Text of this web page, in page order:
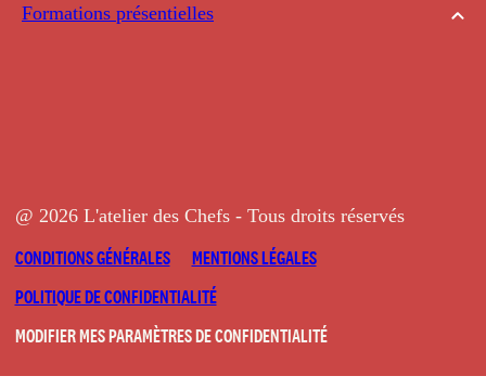
Formations présentielles
@ 2026 L'atelier des Chefs - Tous droits réservés
CONDITIONS GÉNÉRALES
MENTIONS LÉGALES
POLITIQUE DE CONFIDENTIALITÉ
MODIFIER MES PARAMÈTRES DE CONFIDENTIALITÉ